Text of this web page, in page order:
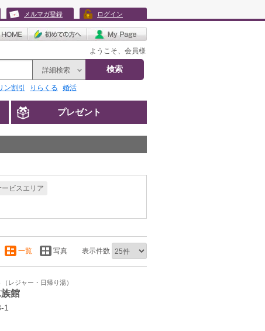
メルマガ登録 ログイン
ようこそ、会員様
詳細検索 検索
ン割引 りらくる 婚活
プレゼント
ビスエリア
一覧 写真 表示件数
レジャー・日帰り湯）
館
1